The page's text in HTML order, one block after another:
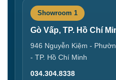
Showroom 1
Gò Vấp, TP. Hồ Chí
946 Nguyễn Kiệm -
- TP. Hồ Chí Minh
034.304.8338